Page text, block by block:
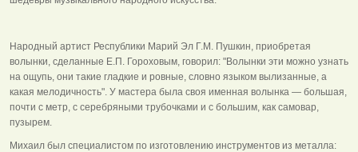
Народный артист Республики Марий Эл Г.М. Пушкин, приобретая
волынки, сделанные Е.П. Гороховым, говорил: "Волынки эти можно узнать
на ощупь, они такие гладкие и ровные, словно языком вылизанные, а
какая мелодичность". У мастера была своя именная волынка — большая,
почти с метр, с серебряными трубочками и с большим, как самовар,
пузырем.
Михаил был специалистом по изготовлению инструментов из металла: